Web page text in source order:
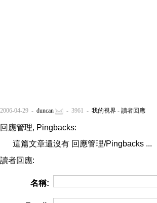
2006-04-29 - duncan - 3961 - 我的視界 - 讀者回應
回應管理, Pingbacks:
這篇文章還沒有 回應管理/Pingbacks ...
讀者回應:
名稱: